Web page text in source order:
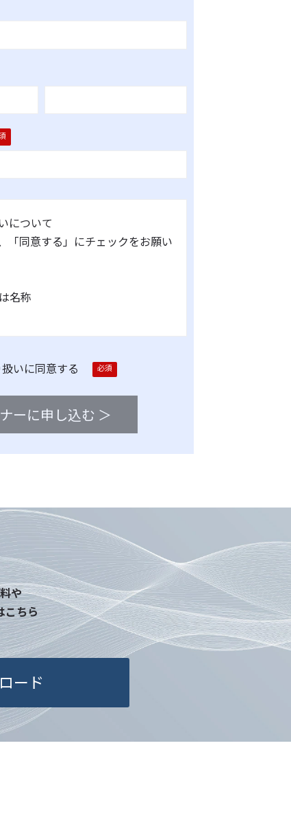
について
「同意する」にチェックをお願い
名称
び連絡先
した、各種情報のご案内のた
委託
前項に定める利用目的の範囲
外部に委託することがあります。
保護水準の高い委託先を選定
管理・機密保持についての契約
の請求
対してご自身の個人情報の開
知、開示、内容の訂正・追加・
いに同意する
や
こちら
ード